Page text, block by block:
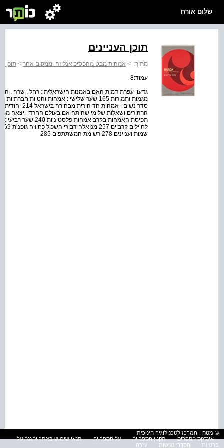
שלום אורח
תוכן העניינים
מתוך: > אמהות מבט מהפסיכואנליזה וממקום אחר > תוכן
עמוד:8
סדר נשים :
תפיסת האמהות בקרב
שמות ועניינים 278 רשימת המשתתפים 285
© מטח - המרכז לטכנולוגיה חינוכית
אינדקס הספרים
תקנון הספרייה על הספרייה
תנאי שימוש באתר והגנה על
פרטיות
הסדרי נגישות עזרה